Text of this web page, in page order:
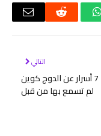
واتسابرديت
البريد
التالي
كشفت – 7 أسرار عن الدوج كوين
لم تسمع بها من قبل